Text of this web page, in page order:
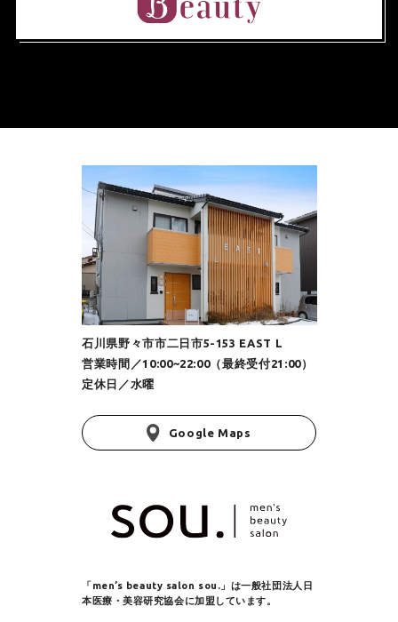
石川県野々市市二日市5-153 EAST L
営業時間／10:00~22:00（最終受付21:00）
定休日／水曜
Google Maps
「men’s beauty salon sou.」は一般社団法人日
本医療・美容研究協会に加盟しています。